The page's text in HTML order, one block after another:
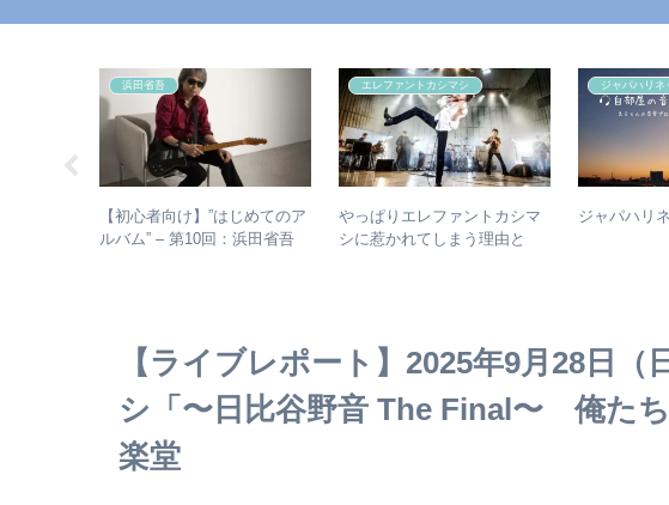
浜田省吾
【初心者向け】”はじめてのア
ルバム” – 第10回：浜田省吾
エレファントカシマシ
やっぱりエレファントカシマ
シに惹かれてしまう理由と
ジャパハリネ
ジャパハリ
【ライブレポート】2025年9月28日
シ「〜日比谷野音 The Final〜 俺た
楽堂